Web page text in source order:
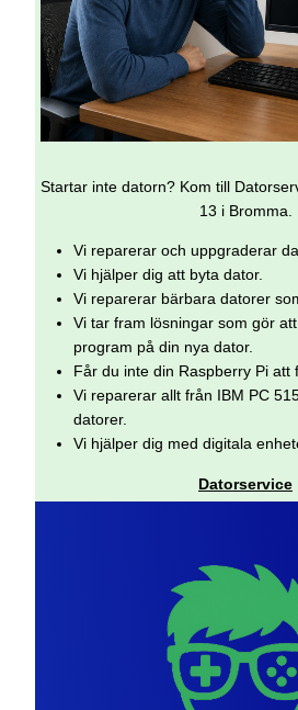
Startar inte datorn? Kom till
13 i Bromma.
Vi reparerar och uppgraderar
Vi hjälper dig att byta dator.
Vi reparerar bärbara datorer
Vi tar fram lösningar som gör
program på din nya dator.
Får du inte din Raspberry Pi att
Vi reparerar allt från IBM PC
datorer.
Vi hjälper dig med digitala
Datorservice